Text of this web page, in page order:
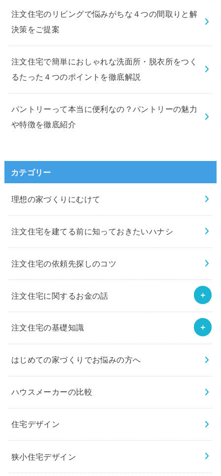
注文住宅のリビングで悩みがちな４つの間取りと解
決策をご提案
注文住宅で簡単におしゃれな洗面所・脱衣所をつく
るたった４つのポイントを徹底解説
パントリーって本当に便利なの？パントリーの魅力
や特徴を徹底紹介
カテゴリー
理想の家づくりにむけて
注文住宅を建てる前に知っておきたいハナシ
注文住宅の依頼先探しのコツ
注文住宅に関するお金の話
注文住宅の基礎知識
はじめての家づくりでお悩みの方へ
ハウスメーカーの比較
住宅デザイン
狭小住宅デザイン